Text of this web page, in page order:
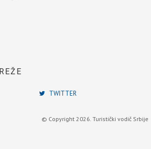
TWITTER
© Copyright 2026. Turistički vodič Srbije